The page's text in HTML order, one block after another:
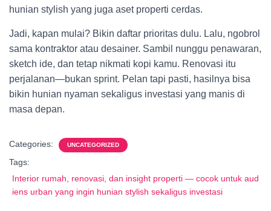
hunian stylish yang juga aset properti cerdas.
Jadi, kapan mulai? Bikin daftar prioritas dulu. Lalu, ngobrol
sama kontraktor atau desainer. Sambil nunggu penawaran,
sketch ide, dan tetap nikmati kopi kamu. Renovasi itu
perjalanan—bukan sprint. Pelan tapi pasti, hasilnya bisa
bikin hunian nyaman sekaligus investasi yang manis di
masa depan.
Categories: UNCATEGORIZED
Tags:
Interior rumah, renovasi, dan insight properti — cocok untuk aud
iens urban yang ingin hunian stylish sekaligus investasi